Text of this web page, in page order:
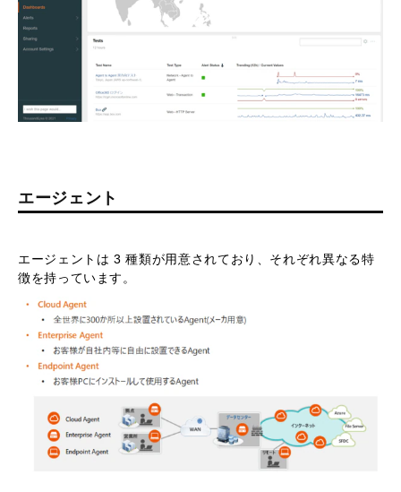
エージェント
エージェントは 3 種類が用意されており、それぞれ異なる特
徴を持っています。